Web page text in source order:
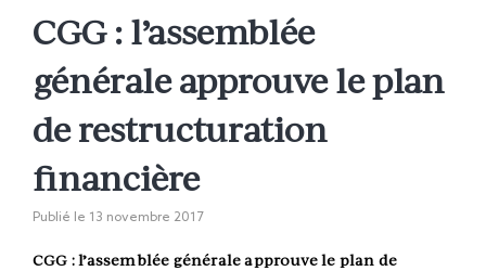
CGG : l’assemblée
générale approuve le plan
de restructuration
financière
Publié le 13 novembre 2017
CGG : l’assemblée générale approuve le plan de